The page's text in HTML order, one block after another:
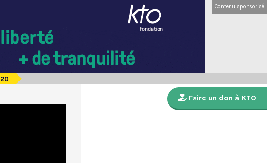
Contenu sponsorisé
Faire un don à KTO